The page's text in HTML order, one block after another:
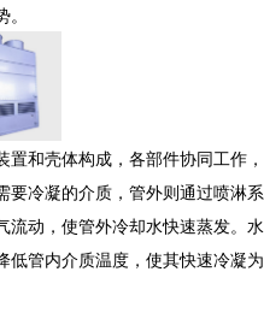
和壳体构成，各部件协同工作，
要冷凝的介质，管外则通过喷淋系
流动，使管外冷却水快速蒸发。水
低管内介质温度，使其快速冷凝为